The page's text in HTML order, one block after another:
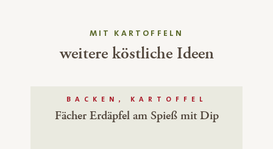
MIT KARTOFFELN
weitere köstliche Ideen
BACKEN, KARTOFFEL
Fächer Erdäpfel am Spieß mit Dip